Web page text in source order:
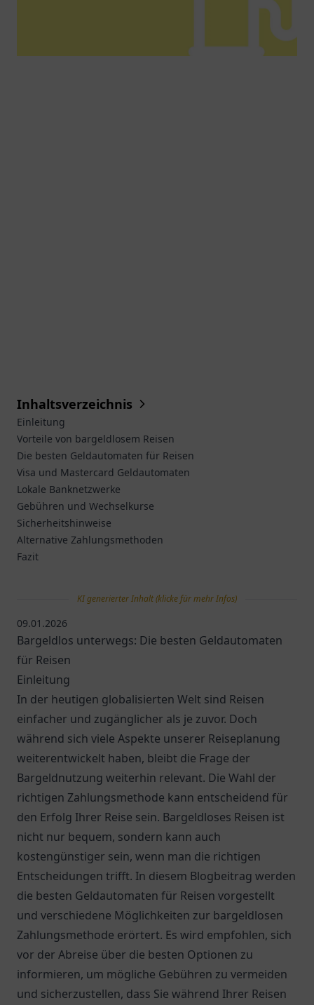
Inhaltsverzeichnis
Einleitung
Vorteile von bargeldlosem Reisen
Die besten Geldautomaten für Reisen
Visa und Mastercard Geldautomaten
Lokale Banknetzwerke
Gebühren und Wechselkurse
Sicherheitshinweise
Alternative Zahlungsmethoden
Fazit
KI generierter Inhalt (klicke für mehr Infos)
09.01.2026
Bargeldlos unterwegs: Die besten Geldautomaten
für Reisen
Einleitung
In der heutigen globalisierten Welt sind Reisen
einfacher und zugänglicher als je zuvor. Doch
während sich viele Aspekte unserer Reiseplanung
weiterentwickelt haben, bleibt die Frage der
Bargeldnutzung weiterhin relevant. Die Wahl der
richtigen Zahlungsmethode kann entscheidend für
den Erfolg Ihrer Reise sein. Bargeldloses Reisen ist
nicht nur bequem, sondern kann auch
kostengünstiger sein, wenn man die richtigen
Entscheidungen trifft. In diesem Blogbeitrag werden
die besten Geldautomaten für Reisen vorgestellt
und verschiedene Möglichkeiten zur bargeldlosen
Zahlungsmethode erörtert. Es wird empfohlen, sich
vor der Abreise über die besten Optionen zu
informieren, um mögliche Gebühren zu vermeiden
und sicherzustellen, dass Sie während Ihrer Reisen